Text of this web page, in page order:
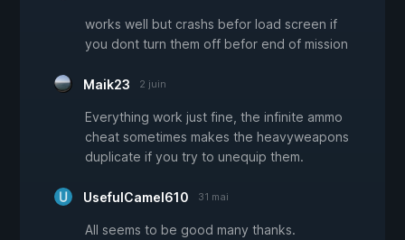
works well but crashs befor load screen if
you dont turn them off befor end of mission
Maik23 2 juin
Everything work just fine, the infinite ammo
cheat sometimes makes the heavyweapons
duplicate if you try to unequip them.
UsefulCamel610 31 mai
All seems to be good many thanks.